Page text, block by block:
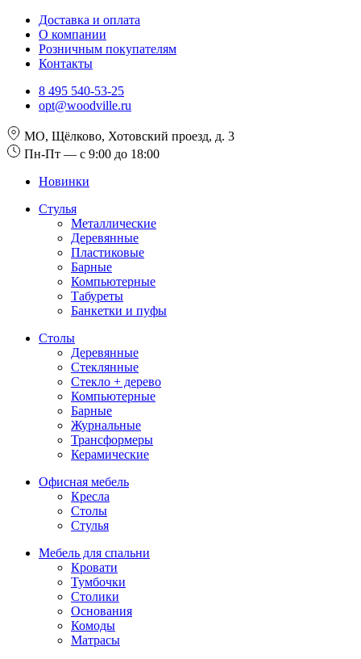
Доставка и оплата
О компании
Розничным покупателям
Контакты
8 495 540-53-25
opt@woodville.ru
МО, Щёлково, Хотовский проезд, д. 3
Пн-Пт — с 9:00 до 18:00
Новинки
Стулья
Металлические
Деревянные
Пластиковые
Барные
Компьютерные
Табуреты
Банкетки и пуфы
Столы
Деревянные
Стеклянные
Стекло + дерево
Компьютерные
Барные
Журнальные
Трансформеры
Керамические
Офисная мебель
Кресла
Столы
Стулья
Мебель для спальни
Кровати
Тумбочки
Столики
Основания
Комоды
Матрасы